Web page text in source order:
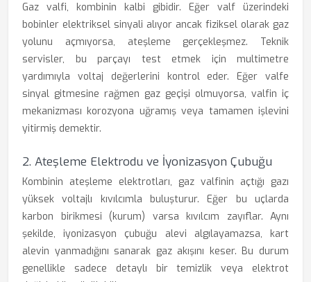
Gaz valfi, kombinin kalbi gibidir. Eğer valf üzerindeki
bobinler elektriksel sinyali alıyor ancak fiziksel olarak gaz
yolunu açmıyorsa, ateşleme gerçekleşmez. Teknik
servisler, bu parçayı test etmek için multimetre
yardımıyla voltaj değerlerini kontrol eder. Eğer valfe
sinyal gitmesine rağmen gaz geçişi olmuyorsa, valfin iç
mekanizması korozyona uğramış veya tamamen işlevini
yitirmiş demektir.
2. Ateşleme Elektrodu ve İyonizasyon Çubuğu
Kombinin ateşleme elektrotları, gaz valfinin açtığı gazı
yüksek voltajlı kıvılcımla buluşturur. Eğer bu uçlarda
karbon birikmesi (kurum) varsa kıvılcım zayıflar. Aynı
şekilde, iyonizasyon çubuğu alevi algılayamazsa, kart
alevin yanmadığını sanarak gaz akışını keser. Bu durum
genellikle sadece detaylı bir temizlik veya elektrot